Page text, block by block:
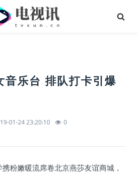
音乐台 排队打卡引爆
01-24 23:20:10 0
粉嫩暖流席卷北京燕莎友谊商城，